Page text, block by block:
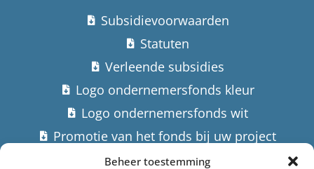
Beheer toestemming
Subsidievoorwaarden
Statuten
Verleende subsidies
Logo ondernemersfonds kleur
Logo ondernemersfonds wit
Promotie van het fonds bij uw project